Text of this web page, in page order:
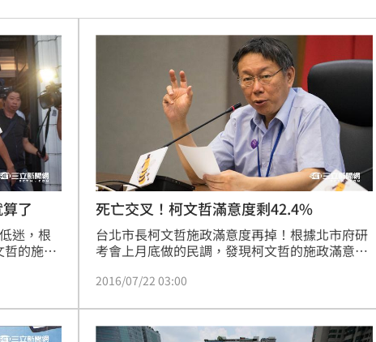
玲甜喊加油
台灣統治
海域尋獲
害越喝越累
還有大招
木桶共浴 15:29
曝光 15:28
發陸警 15:27
鷹架突掉落 15:26
了
迷，根
的施政
員工
口表示，
就算
死亡交叉！柯文哲滿意度剩42.4%
台北市長柯文哲施政滿意度再掉！根據北市府研
考會上月底做的民調，發現柯文哲的施政滿意度
攀升到43.8%，官方民調首度出現「死亡交
2016/07/22 03:00